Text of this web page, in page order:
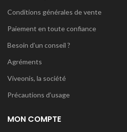
Conditions générales de vente
Paiement en toute confiance
Besoin d’un conseil ?
Agréments
Viveonis, la société
Précautions d’usage
MON COMPTE